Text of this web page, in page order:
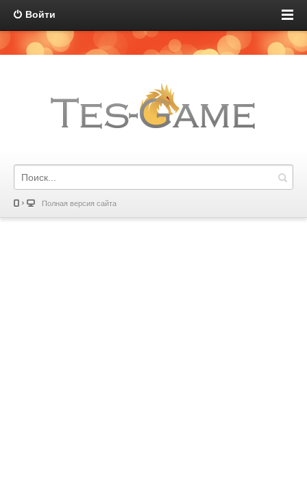
Войти
Полная версия сайта